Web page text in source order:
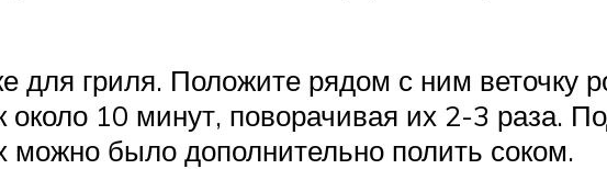
для гриля. Положите рядом с ним веточку
10 минут, поворачивая их 2-3 раза.
можно было дополнительно полить соком.